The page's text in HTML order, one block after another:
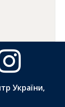
України,